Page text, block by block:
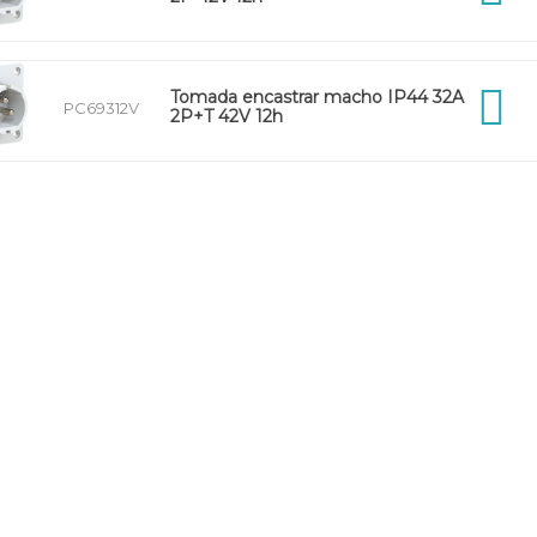
PC69312V
Tomada encastrar macho IP44 32A
2P+T 42V 12h